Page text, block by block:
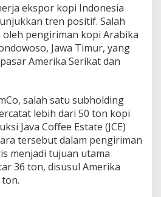
r
u
s
P
e
r
a
t
D
a
y
a
S
a
ekspor kopi Indonesia
tren positif. Salah
pengiriman kopi Arabika
Jawa Timur, yang
Amerika Serikat dan
salah satu subholding
lebih dari 50 ton kopi
Java Coffee Estate (JCE)
tersebut dalam pengiriman
menjadi tujuan utama
36 ton, disusul Amerika